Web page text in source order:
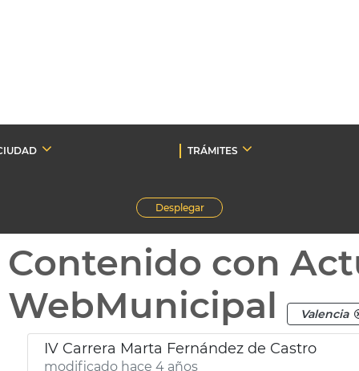
TRÁMITES
Desplegar
Contenido con
WebMunicipal
Valencia
IV Carrera Marta Fernández de Castro
modificado hace 4 años